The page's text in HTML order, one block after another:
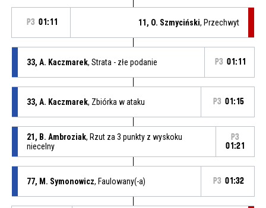
P3 01:11 11, O. Szmyciński, Przechwyt
33, A. Kaczmarek, Strata - złe podanie P3 01:11
33, A. Kaczmarek, Zbiórka w ataku P3 01:15
21, B. Ambroziak, Rzut za 3 punkty z wyskoku
niecelny
P3
01:21
77, M. Symonowicz, Faulowany(-a) P3 01:32